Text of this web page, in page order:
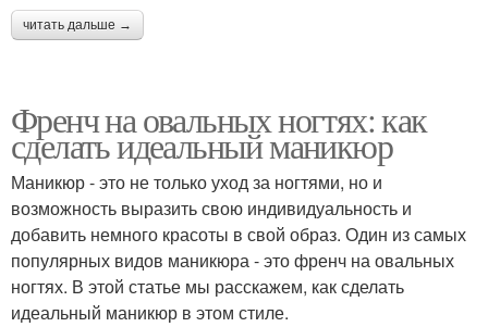
читать дальше →
Френч на овальных ногтях: как
сделать идеальный маникюр
Маникюр - это не только уход за ногтями, но и
возможность выразить свою индивидуальность и
добавить немного красоты в свой образ. Один из самых
популярных видов маникюра - это френч на овальных
ногтях. В этой статье мы расскажем, как сделать
идеальный маникюр в этом стиле.